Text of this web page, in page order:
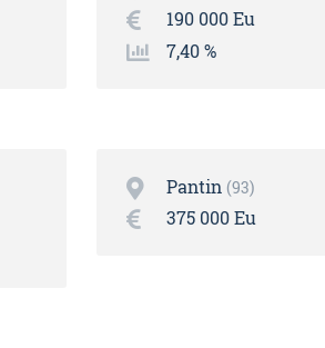
190 000 Eu
7,40 %
Pantin 93
375 000 Eu